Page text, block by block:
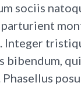
sociis
Integer
bibendum,